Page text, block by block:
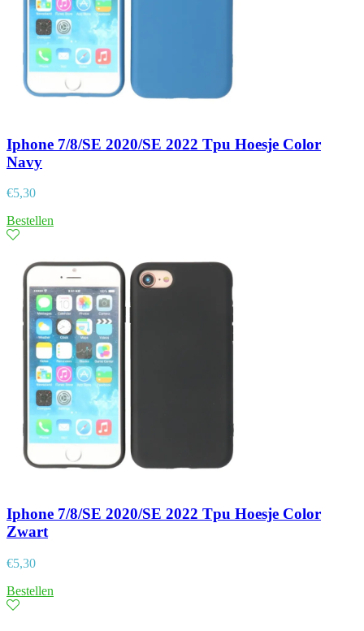
Iphone 7/8/SE 2020/SE 2022 Tpu Hoesje Color
Navy
€5,30
Bestellen
Iphone 7/8/SE 2020/SE 2022 Tpu Hoesje Color
Zwart
€5,30
Bestellen